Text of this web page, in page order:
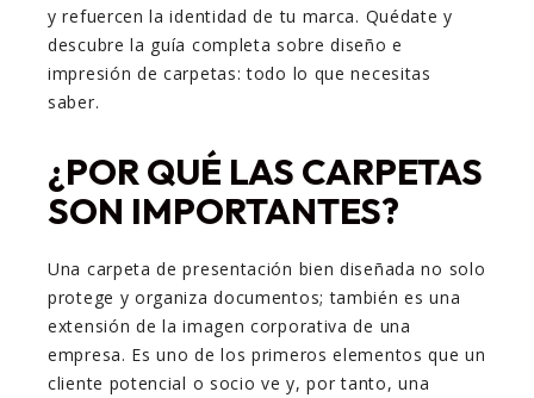
y refuercen la identidad de tu marca. Quédate y
descubre la guía completa sobre diseño e
impresión de carpetas: todo lo que necesitas
saber.
¿POR QUÉ LAS CARPETAS
SON IMPORTANTES?
Una carpeta de presentación bien diseñada no solo
protege y organiza documentos; también es una
extensión de la imagen corporativa de una
empresa. Es uno de los primeros elementos que un
cliente potencial o socio ve y, por tanto, una